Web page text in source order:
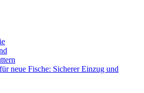
neue Fische: Sicherer Einzug und